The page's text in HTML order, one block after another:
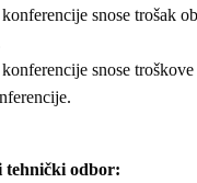
snose trošak
snose
tehnički odbor: